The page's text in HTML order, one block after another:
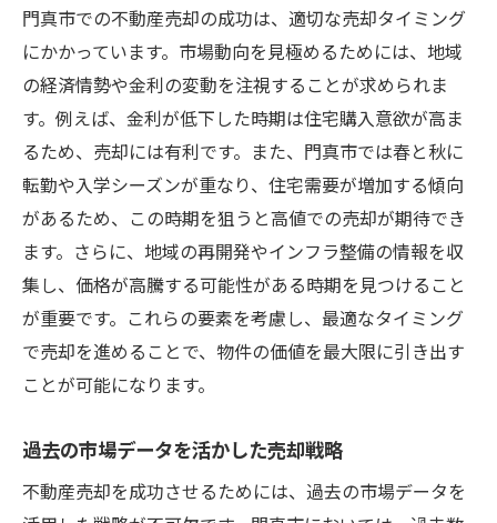
門真市での不動産売却の成功は、適切な売却タイミング
にかかっています。市場動向を見極めるためには、地域
の経済情勢や金利の変動を注視することが求められま
す。例えば、金利が低下した時期は住宅購入意欲が高ま
るため、売却には有利です。また、門真市では春と秋に
転勤や入学シーズンが重なり、住宅需要が増加する傾向
があるため、この時期を狙うと高値での売却が期待でき
ます。さらに、地域の再開発やインフラ整備の情報を収
集し、価格が高騰する可能性がある時期を見つけること
が重要です。これらの要素を考慮し、最適なタイミング
で売却を進めることで、物件の価値を最大限に引き出す
ことが可能になります。
過去の市場データを活かした売却戦略
不動産売却を成功させるためには、過去の市場データを